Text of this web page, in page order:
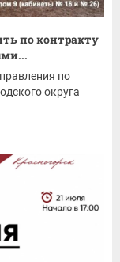
по контракту
по
округа